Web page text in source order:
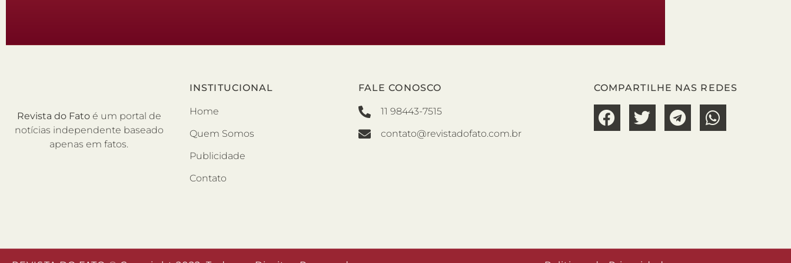
Revista do Fato é um portal de
notícias independente baseado
apenas em fatos.
INSTITUCIONAL
Home
Quem Somos
Publicidade
Contato
FALE CONOSCO
11 98443-7515
contato@revistadofato.com.br
COMPARTILHE NAS REDES